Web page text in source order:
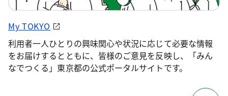
My TOKYO
利用者一人ひとりの興味関心や状況に応じて必要な情報
をお届けするとともに、皆様のご意見を反映し、「みん
なでつくる」東京都の公式ポータルサイトです。